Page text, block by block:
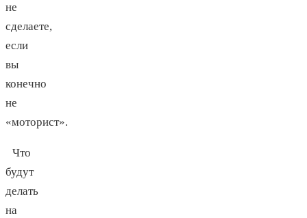
не
сделаете,
если
вы
конечно
не
«моторист».
Что
будут
делать
на